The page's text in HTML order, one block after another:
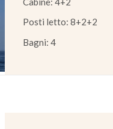
Posti letto: 8+2+2
Bagni: 4